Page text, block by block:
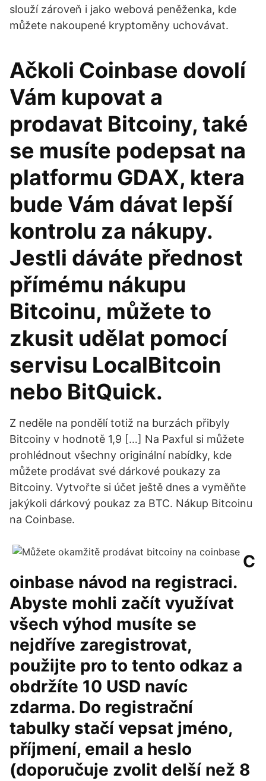
slouží zároveň i jako webová peněženka, kde
můžete nakoupené kryptoměny uchovávat.
Ačkoli Coinbase dovolí
Vám kupovat a
prodavat Bitcoiny, také
se musíte podepsat na
platformu GDAX, ktera
bude Vám dávat lepší
kontrolu za nákupy.
Jestli dáváte přednost
přímému nákupu
Bitcoinu, můžete to
zkusit udělat pomocí
servisu LocalBitcoin
nebo BitQuick.
Z neděle na pondělí totiž na burzách přibyly
Bitcoiny v hodnotě 1,9 […] Na Paxful si můžete
prohlédnout všechny originální nabídky, kde
můžete prodávat své dárkové poukazy za
Bitcoiny. Vytvořte si účet ještě dnes a vyměňte
jakýkoli dárkový poukaz za BTC. Nákup Bitcoinu
na Coinbase.
C
oinbase návod na registraci.
Abyste mohli začít využívat
všech výhod musíte se
nejdříve zaregistrovat,
použijte pro to tento odkaz a
obdržíte 10 USD navíc
zdarma. Do registrační
tabulky stačí vepsat jméno,
příjmení, email a heslo
(doporučuje zvolit delší než 8